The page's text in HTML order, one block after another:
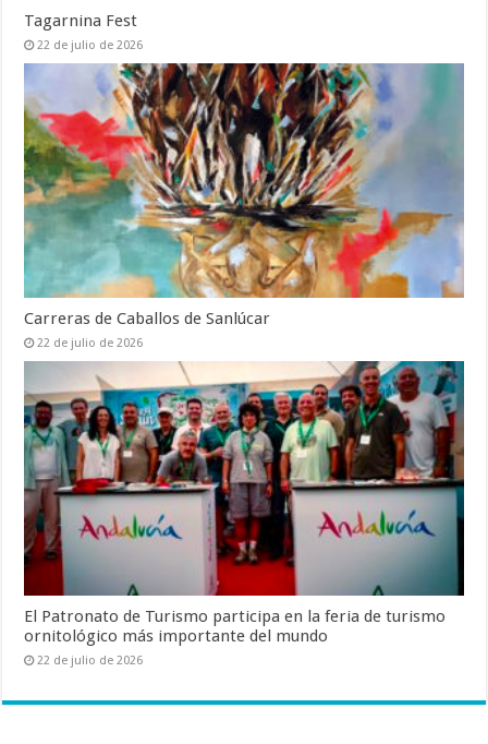
Tagarnina Fest
22 de julio de 2026
Carreras de Caballos de Sanlúcar
22 de julio de 2026
El Patronato de Turismo participa en la feria de turismo
ornitológico más importante del mundo
22 de julio de 2026